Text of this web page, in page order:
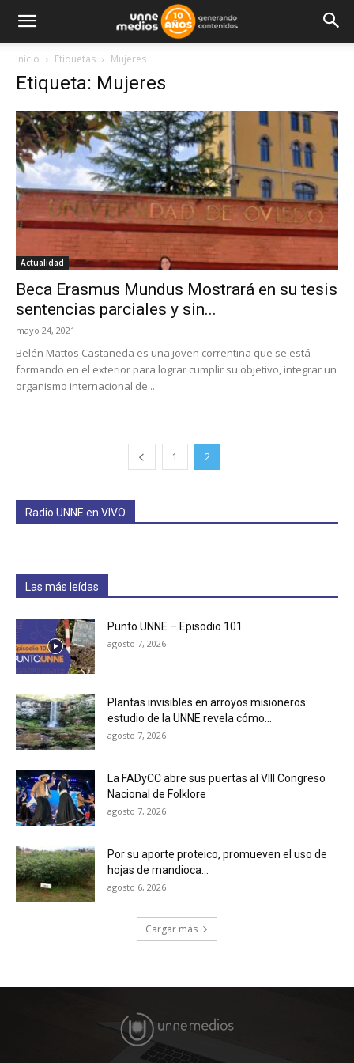
Inicio Etiquetas Mujeres
Etiqueta: Mujeres
Actualidad
Beca Erasmus Mundus Mostrará en su tesis
sentencias parciales y sin...
mayo 24, 2021
Belén Mattos Castañeda es una joven correntina que se está
formando en el exterior para lograr cumplir su objetivo, integrar un
organismo internacional de...
1 2
Radio UNNE en VIVO
Las más leídas
Punto UNNE – Episodio 101
agosto 7, 2026
Plantas invisibles en arroyos misioneros:
estudio de la UNNE revela cómo...
agosto 7, 2026
La FADyCC abre sus puertas al VIII Congreso
Nacional de Folklore
agosto 7, 2026
Por su aporte proteico, promueven el uso de
hojas de mandioca...
agosto 6, 2026
Cargar más